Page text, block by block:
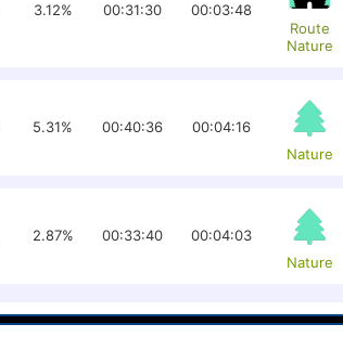
3.12% 00:31:30
00:03:48
Route
Nature
5.31% 00:40:36
00:04:16
Nature
2.87% 00:33:40
00:04:03
Nature